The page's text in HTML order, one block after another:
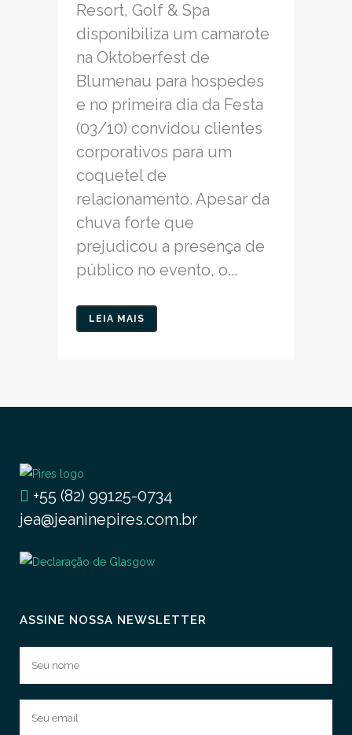
Resort, Golf & Spa
disponibiliza um camarote
na Oktoberfest de
Blumenau para hospedes
e no primeira dia da Festa
(03/10) convidou clientes
corporativos para um
coquetel de
relacionamento. Apesar da
chuva forte que
prejudicou a presença de
público no evento, o...
LEIA MAIS
+55 (82) 99125-0734
jea@jeaninepires.com.br
ASSINE NOSSA NEWSLETTER